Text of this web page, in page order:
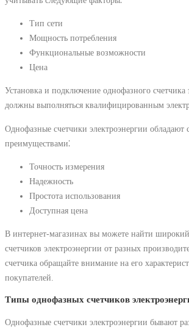
Тип сети
Мощность потребления
Функциональные возможности
Цена
Установка и подключение однофазного счетчика
должны выполняться квалифицированным
Однофазные счетчики электроэнергии
преимуществами⁚
Точность измерения
Надежность
Простота использования
Доступная цена
В интернет-магазинах вы можете найти
счетчиков электроэнергии от разных
счетчика обращайте внимание на его
покупателей.
Типы однофазных счетчиков
Однофазные счетчики электроэнергии бывают